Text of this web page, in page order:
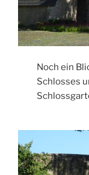
Noch ein
Schlosses